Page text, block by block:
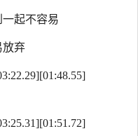
一起不容易
放弃